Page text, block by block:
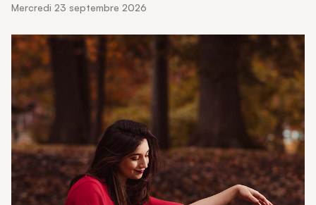
mercredi 23 septembre 2026